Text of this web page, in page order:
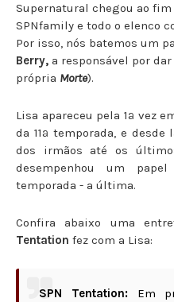
Supernatural chegou ao
SPNfamily e todo o elenco
Por isso, nós batemos um
Berry, a responsável por
própria Morte).
Lisa apareceu pela 1ª vez
da 11ª temporada, e
dos irmãos até os
desempenhou um
temporada - a última.
Confira abaixo uma
Tentation fez com a Lisa:
SPN Tentation:Em